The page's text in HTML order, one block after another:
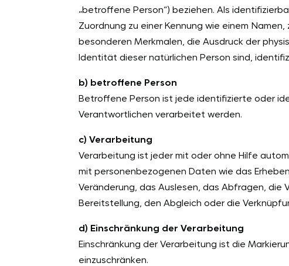
„betroffene Person“) beziehen. Als
Zuordnung zu einer Kennung wie einem
besonderen Merkmalen, die Ausdruck der
Identität dieser natürlichen Person sind,
b) betroffene Person
Betroffene Person ist jede identifizierte oder
Verantwortlichen verarbeitet werden.
c) Verarbeitung
Verarbeitung ist jeder mit oder ohne Hilfe
mit personenbezogenen Daten wie das
Veränderung, das Auslesen, das Abfragen, die
Bereitstellung, den Abgleich oder die
d) Einschränkung der Verarbeitung
Einschränkung der Verarbeitung ist die
einzuschränken.